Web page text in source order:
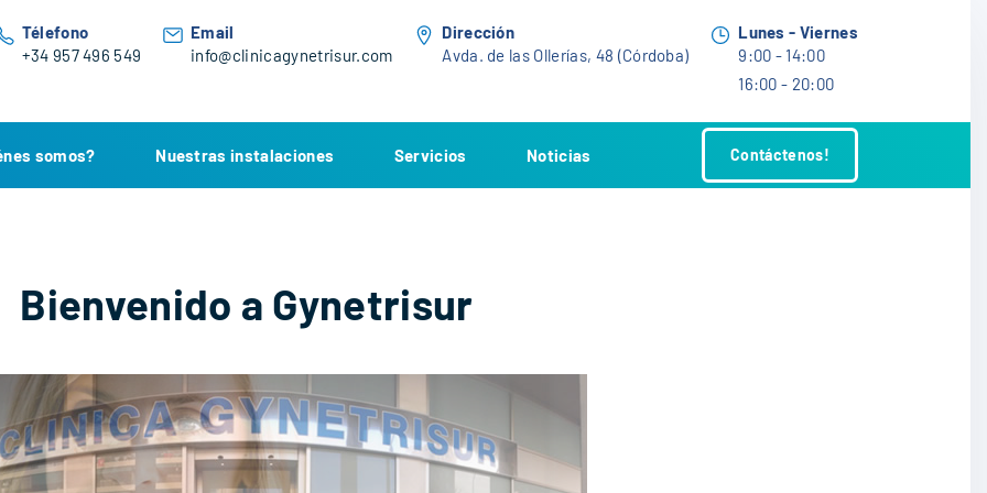
Télefono
+34 957 496 549
Email
info@clinicagynetrisur.com
Dirección
Avda. de las Ollerías, 48 (Córdoba)
Lunes - Viernes
9:00 - 14:00
16:00 - 20:00
somos? Nuestras instalaciones Servicios Noticias Contáctenos!
Bienvenido a Gynetrisur